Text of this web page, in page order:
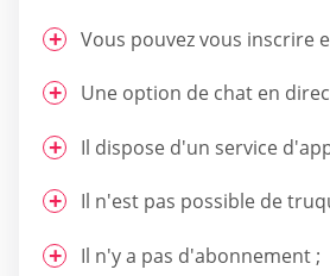
Vous pouvez vous inscrire
Une option de chat en
Il dispose d'un service
Il n'est pas possible de
Il n'y a pas d'abonnement ;